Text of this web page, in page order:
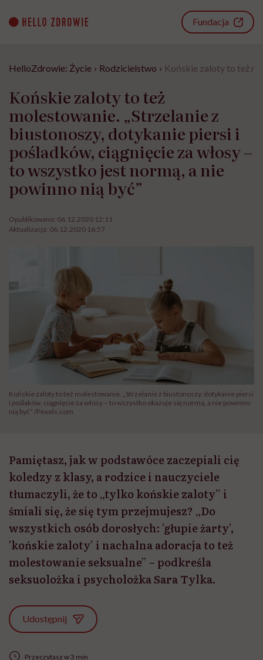
content
Fundacja
HelloZdrowie: Życie › Rodzicielstwo › Końskie zaloty to też
Końskie zaloty to też
molestowanie. „Strzelanie z
biustonoszy, dotykanie piersi i
pośladków, ciągnięcie za włosy –
to wszystko jest normą, a nie
powinno nią być”
Opublikowano: 06.12.2020 12:11
Aktualizacja: 06.12.2020 16:57
Końskie zaloty to też molestowanie. „Strzelanie z biustonoszy, dotykanie piersi
i poślaków, ciągnięcie za włosy – to wszystko okazuje się normą, a nie powinno
nią być” /Pexels.com
Pamiętasz, jak w podstawóce zaczepiali cię
koledzy z klasy, a rodzice i nauczyciele
tłumaczyli, że to „tylko końskie zaloty” i
śmiali się, że się tym przejmujesz? „Do
wszystkich osób dorosłych: 'głupie żarty’,
'końskie zaloty’ i nachalna adoracja to też
molestowanie seksualne” – podkreśla
seksuolożka i psycholożka Sara Tylka.
Udostępnij
Przeczytasz w 3 min